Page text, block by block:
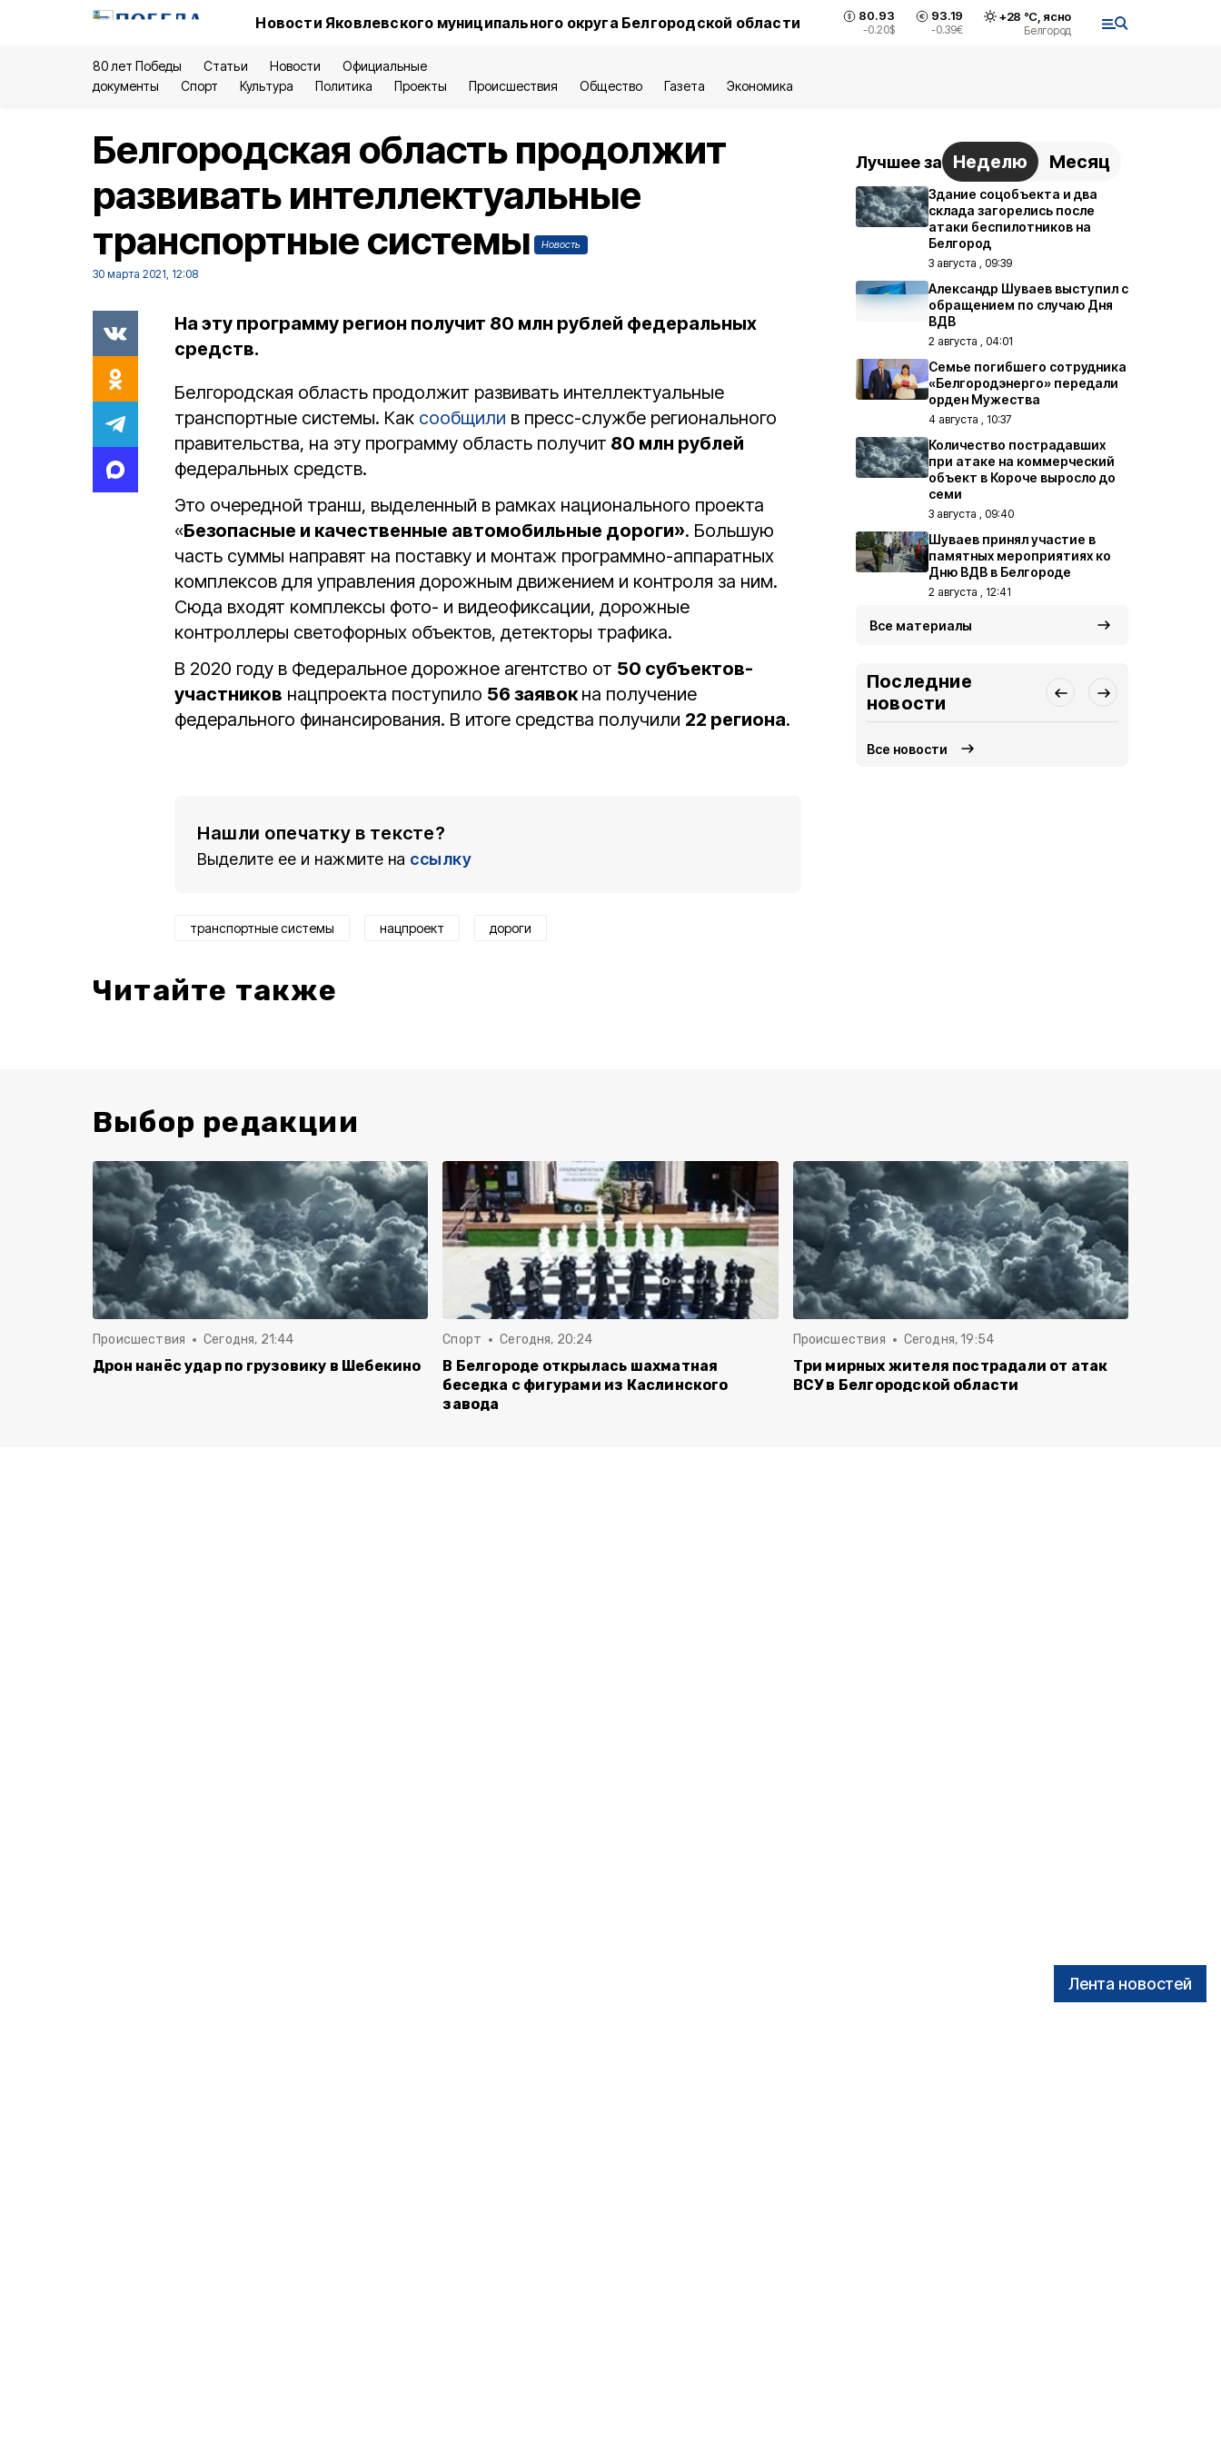
Новости Яковлевского муниципального округа Белгородской области 80.93
-0.20$
93.19
-0.39€
+28 °С, ясно
Белгород
80 лет Победы Статьи Новости
Официальные
документы
Спорт Культура Политика Проекты Происшествия Общество Газета Экономика
Лента новостей
Белгородская область продолжит
развивать интеллектуальные
транспортные системы
Новость
30 марта 2021, 12:08
На эту программу регион получит 80 млн рублей федеральных
средств.
Белгородская область продолжит развивать интеллектуальные
транспортные системы. Как сообщили в пресс-службе регионального
правительства, на эту программу область получит 80 млн рублей
федеральных средств.
Это очередной транш, выделенный в рамках национального проекта
«Безопасные и качественные автомобильные дороги». Большую
часть суммы направят на поставку и монтаж программно-аппаратных
комплексов для управления дорожным движением и контроля за ним.
Сюда входят комплексы фото- и видеофиксации, дорожные
контроллеры светофорных объектов, детекторы трафика.
В 2020 году в Федеральное дорожное агентство от 50 субъектов-
участников нацпроекта поступило 56 заявокна получение
федерального финансирования. В итоге средства получили 22 региона.
Нашли опечатку в тексте?
Выделите ее и нажмите на ссылку
транспортные системы нацпроект дороги
Читайте также
Лучшее за Неделю Месяц
Здание соцобъекта и два
склада загорелись после
атаки беспилотников на
Белгород
3 августа , 09:39
Александр Шуваев выступил с
обращением по случаю Дня
ВДВ
2 августа , 04:01
Семье погибшего сотрудника
«Белгородэнерго» передали
орден Мужества
4 августа , 10:37
Количество пострадавших
при атаке на коммерческий
объект в Короче выросло до
семи
3 августа , 09:40
Шуваев принял участие в
памятных мероприятиях ко
Дню ВДВ в Белгороде
2 августа , 12:41
Все материалы
Последние
новости
Все новости
Выбор редакции
Происшествия Сегодня, 21:44
Дрон нанёс удар по грузовику в Шебекино
Спорт Сегодня, 20:24
В Белгороде открылась шахматная
беседка с фигурами из Каслинского
завода
Происшествия Сегодня, 19:54
Три мирных жителя пострадали от атак
ВСУ в Белгородской области